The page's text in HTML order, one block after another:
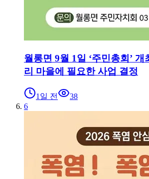
월롱면 9월 1일 ‘주민총회’
리 마을에 필요한 사업 결정
1일 전
38
6